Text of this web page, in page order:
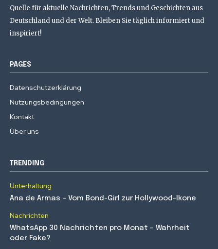
Quelle für aktuelle Nachrichten, Trends und Geschichten aus
Deutschland und der Welt. Bleiben Sie täglich informiert und
inspiriert!
PAGES
Datenschutzerklärung
Nutzungsbedingungen
Kontakt
Über uns
TRENDING
Unterhaltung
Ana de Armas – Vom Bond-Girl zur Hollywood-Ikone
Nachrichten
WhatsApp 30 Nachrichten pro Monat – Wahrheit
oder Fake?